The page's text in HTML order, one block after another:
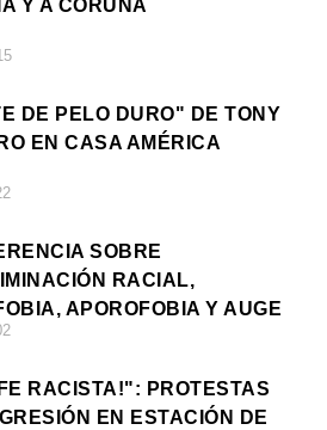
Y A CORUÑA
DE PELO DURO" DE TONY
EN CASA AMÉRICA
SOBRE
RACIAL,
APOROFOBIA Y AUGE
EN EUROPA
RACISTA!": PROTESTAS
EN ESTACIÓN DE